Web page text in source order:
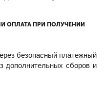
ОПЛАТА ПРИ ПОЛУЧЕНИИ
безопасный платежный
дополнительных сборов и